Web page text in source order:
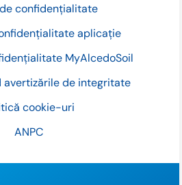
confidențialitate
aplicație
MyAlcedoSoil
avertizările de integritate
cookie-uri
ANPC